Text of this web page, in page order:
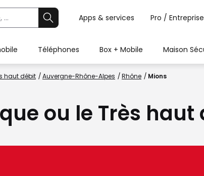
Apps & services Pro / Entreprise
Téléphones Box + Mobile Maison
haut débit Auvergne-Rhône-Alpes Rhône Mions
ou le Très haut